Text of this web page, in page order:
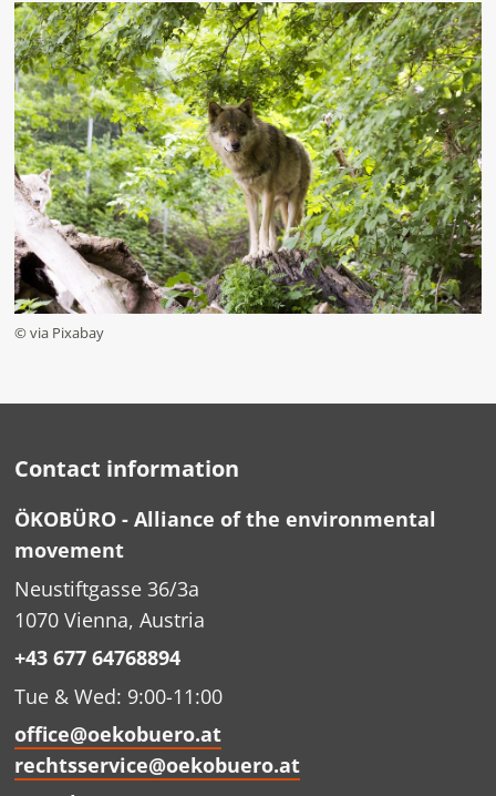
© via Pixabay
Contact information
ÖKOBÜRO - Alliance of the environmental
movement
Neustiftgasse 36/3a
1070 Vienna, Austria
+43 677 64768894
Tue & Wed: 9:00-11:00
office@oekobuero.at
rechtsservice@oekobuero.at